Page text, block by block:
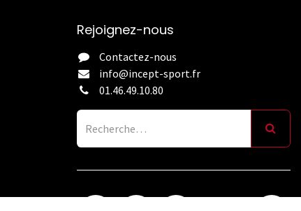
Rejoignez-nous
Contactez-nous
info@incept-sport.fr
01.46.49.10.80